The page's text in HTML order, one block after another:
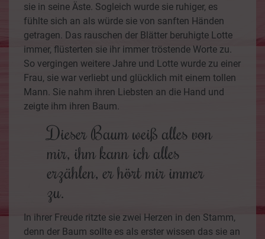
sie in seine Äste. Sogleich wurde sie ruhiger, es
fühlte sich an als würde sie von sanften Händen
getragen. Das rauschen der Blätter beruhigte Lotte
immer, flüsterten sie ihr immer tröstende Worte zu.
So vergingen weitere Jahre und Lotte wurde zu einer
Frau, sie war verliebt und glücklich mit einem tollen
Mann. Sie nahm ihren Liebsten an die Hand und
zeigte ihm ihren Baum.
Dieser Baum weiß alles von
mir, ihm kann ich alles
erzählen, er hört mir immer
zu.
In ihrer Freude ritzte sie zwei Herzen in den Stamm,
denn der Baum sollte es als erster wissen das sie an